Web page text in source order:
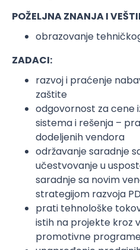
POŽELJNA ZNANJA I
obrazovanje
ZADACI:
razvoj i praćenje
zaštite
odgovornost za cene
sistema i rešenja –
dodeljenih vendora
održavanje saradnje
učestvovanje u
saradnje sa novim
strategijom razvoja PD
prati tehnološke
istih na projekte kroz
promotivne